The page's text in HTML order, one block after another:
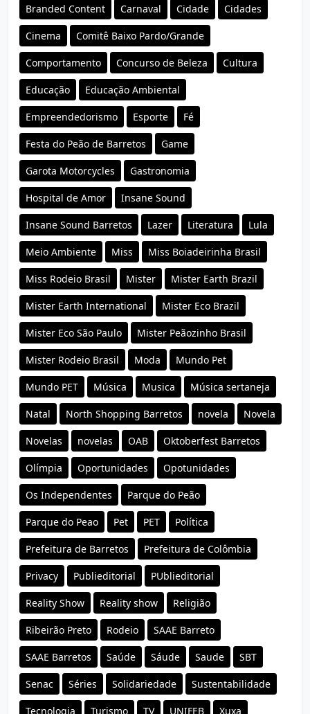
Branded Content Carnaval Cidade Cidades
Cinema Comitê Baixo Pardo/Grande
Comportamento Concurso de Beleza Cultura
Educação Educação Ambiental
Empreendedorismo Esporte Fé
Festa do Peão de Barretos Game
Garota Motorcycles Gastronomia
Hospital de Amor Insane Sound
Insane Sound Barretos Lazer Literatura Lula
Meio Ambiente Miss Miss Boiadeirinha Brasil
Miss Rodeio Brasil Mister Mister Earth Brazil
Mister Earth International Mister Eco Brazil
Mister Eco São Paulo Mister Peãozinho Brasil
Mister Rodeio Brasil Moda Mundo Pet
Mundo PET Música Musica Música sertaneja
Natal North Shopping Barretos novela Novela
Novelas novelas OAB Oktoberfest Barretos
Olímpia Oportunidades Opotunidades
Os Independentes Parque do Peão
Parque do Peao Pet PET Política
Prefeitura de Barretos Prefeitura de Colômbia
Privacy Publieditorial PUblieditorial
Reality Show Reality show Religião
Ribeirão Preto Rodeio SAAE Barreto
SAAE Barretos Saúde Sáude Saude SBT
Senac Séries Solidariedade Sustentabilidade
Tecnologia Turismo TV UNIFEB Xuxa